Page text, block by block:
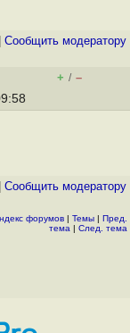
Cообщить модератору
+ / –
Cообщить модератору
форумов | Темы | Пред.
тема | След. тема